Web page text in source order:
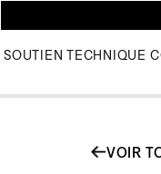
SOUTIEN TECHNIQUE
VOIR